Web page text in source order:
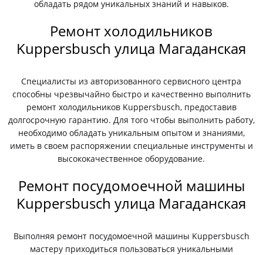
обладать рядом уникальных знаний и навыков.
Ремонт холодильников
Kuppersbusch улица Магаданская
Специалисты из авторизованного сервисного центра
способны чрезвычайно быстро и качественно выполнить
ремонт холодильников Kuppersbusch, предоставив
долгосрочную гарантию. Для того чтобы выполнить работу,
необходимо обладать уникальным опытом и знаниями,
иметь в своем распоряжении специальные инструменты и
высококачественное оборудование.
Ремонт посудомоечной машины
Kuppersbusch улица Магаданская
Выполняя ремонт посудомоечной машины Kuppersbusch
мастеру приходиться пользоваться уникальными